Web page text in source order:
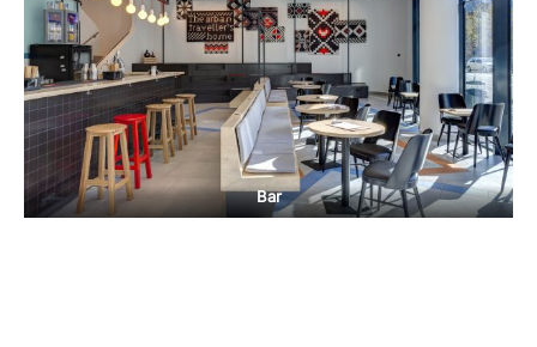
Bar